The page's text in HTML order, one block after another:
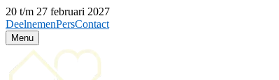
20 t/m 27 februari 2027
DeelnemenPersContact
Menu